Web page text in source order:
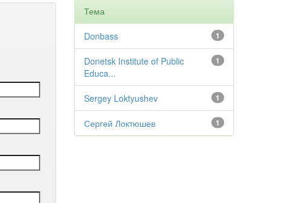
Тема
1
Donbass
1
Donetsk Institute of Public
Educa...
1
Sergey Loktyushev
1
Сергей Локтюшев